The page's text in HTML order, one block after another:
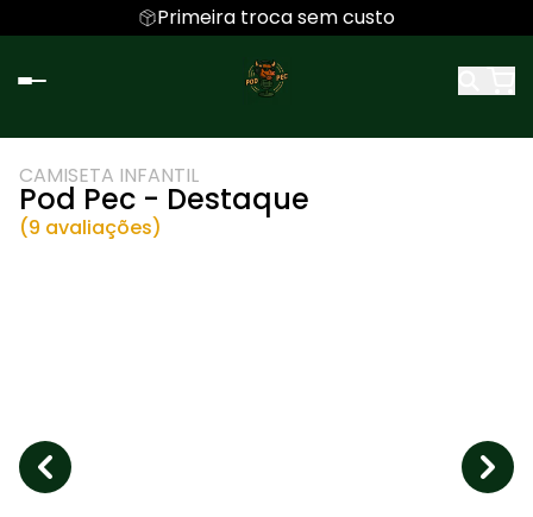
Primeira troca sem custo
CAMISETA INFANTIL
Pod Pec - Destaque
(9 avaliações)